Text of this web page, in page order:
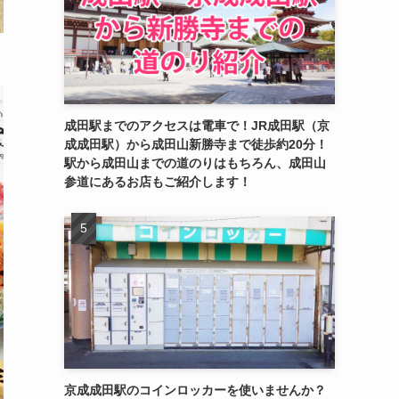
成田駅までのアクセスは電車で！JR成田駅（京
成成田駅）から成田山新勝寺まで徒歩約20分！
駅から成田山までの道のりはもちろん、成田山
参道にあるお店もご紹介します！
京成成田駅のコインロッカーを使いませんか？